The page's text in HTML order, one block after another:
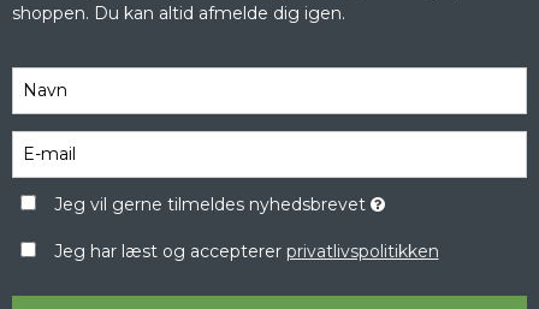
shoppen. Du kan altid afmelde dig igen.
Jeg vil gerne tilmeldes nyhedsbrevet
Jeg har læst og accepterer privatlivspolitikken